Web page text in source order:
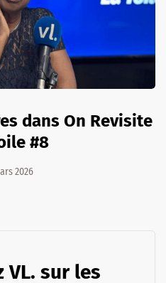
dans On Revisite
#8
2026
VL. sur les